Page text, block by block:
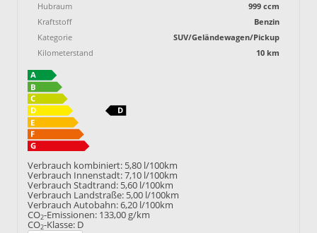
Hubraum
999 ccm
Kraftstoff
Benzin
Kategorie
SUV/Geländewagen/Pickup
Kilometerstand
10 km
Verbrauch kombiniert: 5,80 l/100km
Verbrauch Innenstadt:7,10 l/100km
Verbrauch Stadtrand: 5,60 l/100km
Verbrauch Landstraße: 5,00 l/100km
Verbrauch Autobahn:6,20 l/100km
CO2-Emissionen: 133,00 g/km
CO2-Klasse: D